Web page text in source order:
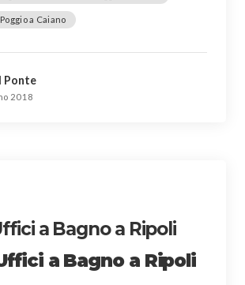
a Caiano
Ponte
2018
a Bagno a Ripoli
a Bagno a Ripoli